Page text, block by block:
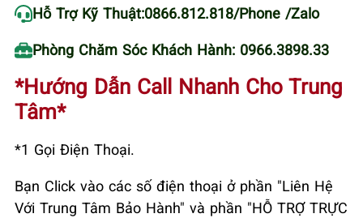
Hỗ Trợ Kỹ Thuật:0866.812.818/Phone /Zalo
Phòng Chăm Sóc Khách Hành: 0966.3898.33
*Hướng Dẫn Call Nhanh Cho Trung
Tâm*
*1 Gọi Điện Thoại.
Bạn Click vào các số điện thoại ở phần "Liên Hệ
Với Trung Tâm Bảo Hành" và phần "HỖ TRỢ TRỰC